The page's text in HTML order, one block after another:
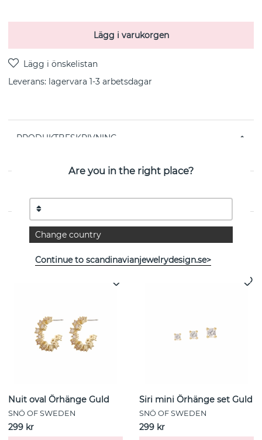
Lägg i varukorgen
Leverans: lagervara 1-3 arbetsdagar
PRODUKTBESKRIVNING
Nuit oval Örhänge Guld
SNÖ OF SWEDEN
299 kr
Siri mini Örhänge set Guld
SNÖ OF SWEDEN
299 kr
Are you in the right place?
Change country
Continue to scandinavianjewelrydesign.se>